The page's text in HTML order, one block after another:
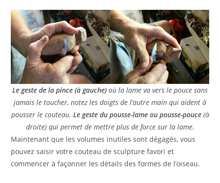
Le geste de la pince (à gauche) où la lame va vers le pouce sans
jamais le toucher, notez les doigts de l’autre main qui aident à
pousser le couteau. Le geste du pousse-lame ou pousse-pouce (à
droite) qui permet de mettre plus de force sur la lame.
Maintenant que les volumes inutiles sont dégagés, vous
pouvez saisir votre couteau de sculpture favori et
commencer à façonner les détails des formes de l’oiseau.